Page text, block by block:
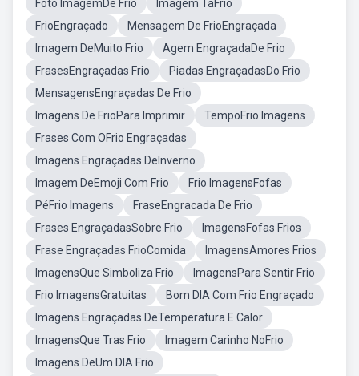
Foto ImagemDe Frio
Imagem TaFrio
FrioEngraçado
Mensagem De FrioEngraçada
Imagem DeMuito Frio
Agem EngraçadaDe Frio
FrasesEngraçadas Frio
Piadas EngraçadasDo Frio
MensagensEngraçadas De Frio
Imagens De FrioPara Imprimir
TempoFrio Imagens
Frases Com OFrio Engraçadas
Imagens Engraçadas DeInverno
Imagem DeEmoji Com Frio
Frio ImagensFofas
PéFrio Imagens
FraseEngracada De Frio
Frases EngraçadasSobre Frio
ImagensFofas Frios
Frase Engraçadas FrioComida
ImagensAmores Frios
ImagensQue Simboliza Frio
ImagensPara Sentir Frio
Frio ImagensGratuitas
Bom DIA Com Frio Engraçado
Imagens Engraçadas DeTemperatura E Calor
ImagensQue Tras Frio
Imagem Carinho NoFrio
Imagens DeUm DIA Frio